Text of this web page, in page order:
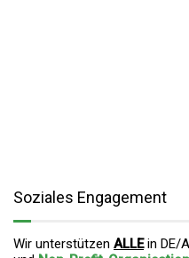
Soziales Engagement
Wir unterstützen ALLEin DE/